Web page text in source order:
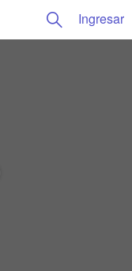
Ingresar